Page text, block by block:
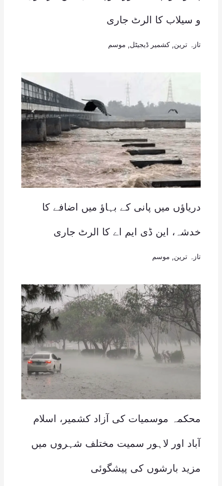
و سیلاب کا الرٹ جاری
تازہ ترین کشمیر ڈیجیٹل موسم
دریاؤں میں پانی کے بہاؤ میں اضافے کا
خدشہ، این ڈی ایم اے کا الرٹ جاری
تازہ ترین موسم
محکمہ موسمیات کی آزاد کشمیر، اسلام
آباد اور لاہور سمیت مختلف شہروں میں
مزید بارشوں کی پیشگوئی